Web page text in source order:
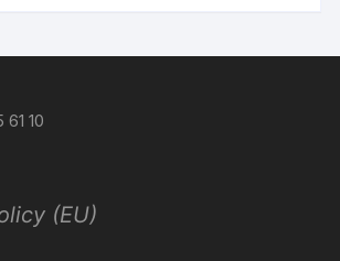
10
(EU)